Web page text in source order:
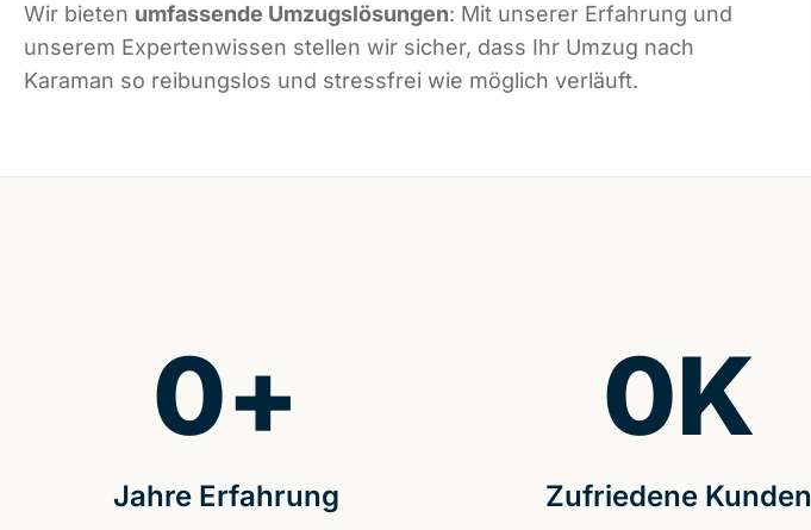
Wir bieten umfassende Umzugslösungen: Mit unserer Erfahrung und
unserem Expertenwissen stellen wir sicher, dass Ihr Umzug nach
Karaman so reibungslos und stressfrei wie möglich verläuft.
Jahre Erfahrung
0+
Zufriedene Kunden
0K